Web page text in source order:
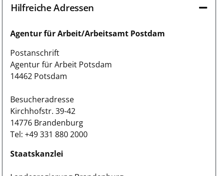
Hilfreiche Adressen
Agentur für Arbeit/Arbeitsamt Postdam
Postanschrift
Agentur für Arbeit Potsdam
14462 Potsdam
Besucheradresse
Kirchhofstr. 39-42
14776 Brandenburg
Tel: +49 331 880 2000
Staatskanzlei